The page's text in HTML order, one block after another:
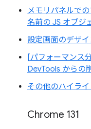
メモリパネルで
名前の JS オブジ
設定画面のデザ
[パフォーマンス
DevTools からの
その他のハイライ
Chrome 131